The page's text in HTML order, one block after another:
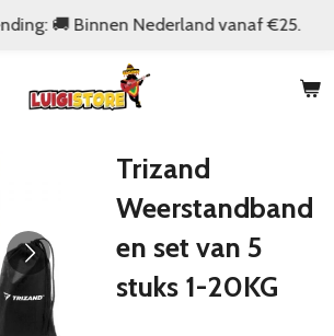
🚚 Binnen Nederland vanaf €25.
Trizand
Weerstandband
en set van 5
stuks 1-20KG